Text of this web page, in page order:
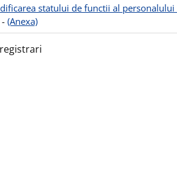
statului de functii al
- (Anexa)